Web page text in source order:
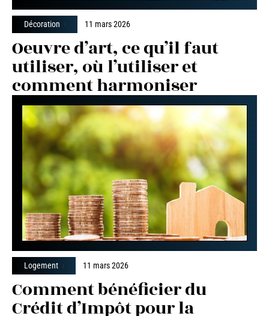
Décoration 11 mars 2026
Oeuvre d’art, ce qu’il faut
utiliser, où l’utiliser et
comment harmoniser
Logement 11 mars 2026
Comment bénéficier du
Crédit d’Impôt pour la